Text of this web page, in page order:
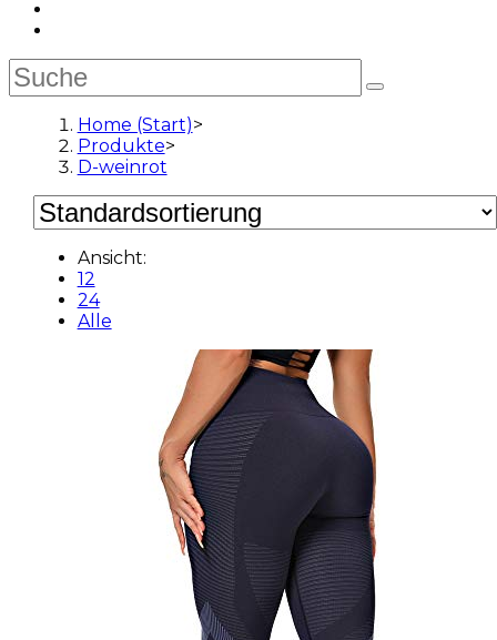
Home (Start)>
Produkte>
D-weinrot
Ansicht:
12
24
Alle